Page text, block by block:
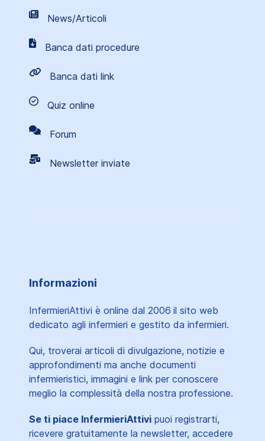
News/Articoli
Banca dati procedure
Banca dati link
Quiz online
Forum
Newsletter inviate
Informazioni
InfermieriAttivi è online dal 2006 il sito web
dedicato agli infermieri e gestito da infermieri.
Qui, troverai articoli di divulgazione, notizie e
approfondimenti ma anche documenti
infermieristici, immagini e link per conoscere
meglio la complessità della nostra professione.
Se ti piace InfermieriAttivi puoi registrarti,
ricevere gratuitamente la newsletter, accedere